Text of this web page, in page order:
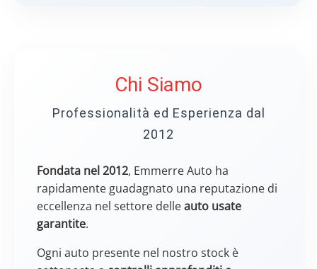
Chi Siamo
Professionalità ed Esperienza dal
2012
Fondata nel 2012, Emmerre Auto ha
rapidamente guadagnato una reputazione di
eccellenza nel settore delleauto usate
garantite.
Ogni auto presente nel nostro stock è